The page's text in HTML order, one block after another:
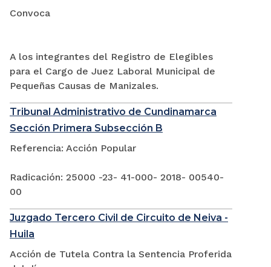
Convoca
A los integrantes del Registro de Elegibles
para el Cargo de Juez Laboral Municipal de
Pequeñas Causas de Manizales.
Tribunal Administrativo de Cundinamarca
Sección Primera Subsección B
Referencia: Acción Popular
Radicación: 25000 -23- 41-000- 2018- 00540-
00
Juzgado Tercero Civil de Circuito de Neiva -
Huila
Acción de Tutela Contra la Sentencia Proferida